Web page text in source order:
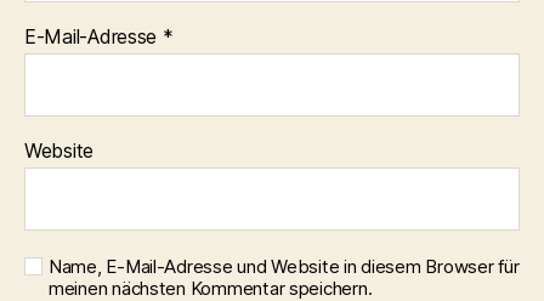
E-Mail-Adresse *
Website
Name, E-Mail-Adresse und Website in diesem Browser für
meinen nächsten Kommentar speichern.